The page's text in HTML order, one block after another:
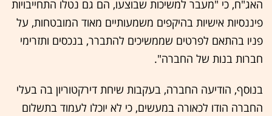
האג"ח, כי "מעבר למשיכות שבוצעו, הם גם נטלו התחייבויות
פיננסיות אישיות בהיקפים משמעותיים מאוד המובטחות, על
פניו בהתאם לפרטים שממשיכים להתברר, בנכסים ותזרימי
חברות בנות של החברה".
בנוסף, הודיעה החברה, בעקבות שיחת דירקטוריון בה בעלי
החברה הודו לכאורה במעשים, כי לא יוכלו לעמוד בתשלום